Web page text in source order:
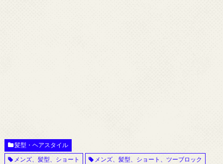
髪型・ヘアスタイル
メンズ、髪型、ショート
メンズ、髪型、ショート、ツーブロック